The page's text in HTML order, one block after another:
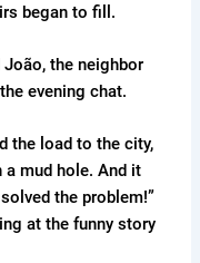
began to fill.
João, the neighbor
evening chat.
the load to the city,
a mud hole. And it
the problem!”
at the funny story